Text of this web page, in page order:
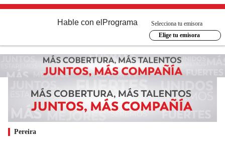
Hable con el Programa
Selecciona tu emisora
Elige tu emisora
Pereira